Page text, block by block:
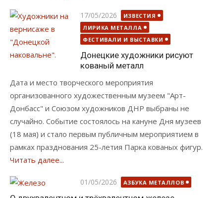
Опубликовано
17/05/2026
ИЗВЕСТИЯ
ЛИРИКА МЕТАЛЛА
ФЕСТИВАЛИ И ВЫСТАВКИ
Донецкие художники рисуют
кованый металл
Дата и место творческого мероприятия
организованного художественным музеем "Арт-
Донбасс" и Союзом художников ДНР выбраны не
случайно. Событие состоялось на кануне Дня музеев
(18 мая) и стало первым публичным мероприятием в
рамках празднования 25-летия Парка кованых фигур.
Читать далее...
Опубликовано
01/05/2026 АЗБУКА МЕТАЛЛОВ